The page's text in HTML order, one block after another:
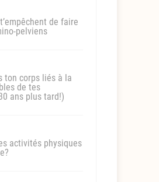
de faire
pelviens
ton corps liés à la
de tes
ans plus tard!)
activités physiques